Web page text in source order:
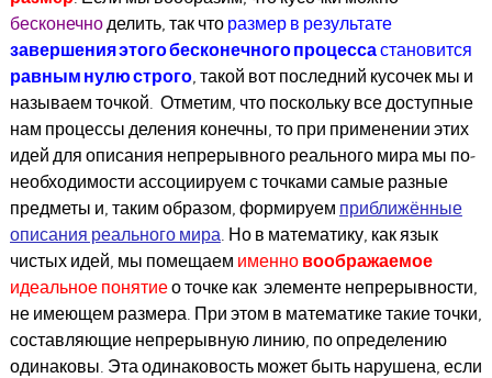
бесконечноделить, так что размер в результате
завершения этого бесконечного процессастановится
равным нулю строго, такой вот последний кусочек мы и
называем точкой. Отметим, что поскольку все доступные
нам процессы деления конечны, то при применении этих
идей для описания непрерывного реального мира мы по-
необходимости ассоциируем с точками самые разные
предметы и, таким образом, формируем приближённые
описания реального мира . Но в математику, как язык
чистых идей, мы помещаем именно воображаемое
идеальное понятиео точке как элементе непрерывности,
не имеющем размера. При этом в математике такие точки,
составляющие непрерывную линию, по определению
одинаковы. Эта одинаковость может быть нарушена, если